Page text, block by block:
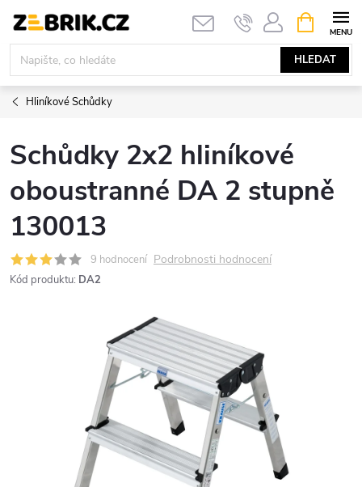
obsah
HLEDAT
NÁKUPNÍ
KOŠÍK
Hliníkové Schůdky
Schůdky 2x2 hliníkové
oboustranné DA 2 stupně
130013
9 hodnocení Podrobnosti hodnocení
Kód produktu: DA2